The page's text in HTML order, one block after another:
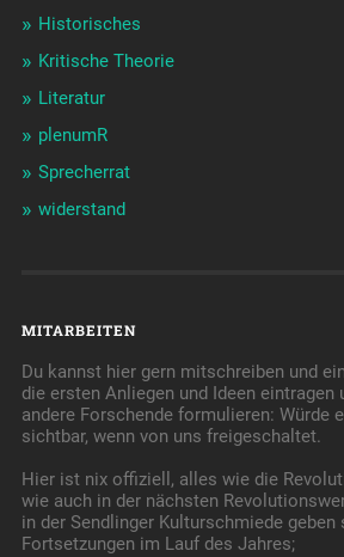
Historisches
Kritische Theorie
Literatur
plenumR
Sprecherrat
widerstand
MITARBEITEN
Du kannst hier gern mitschreiben und
die ersten Anliegen und Ideen eintragen
andere Forschende formulieren: Würde
sichtbar, wenn von uns freigeschaltet.
Hier ist nix offiziell, alles wie die
wie auch in der nächsten
in der Sendlinger Kulturschmiede
Fortsetzungen im Lauf des Jahres;